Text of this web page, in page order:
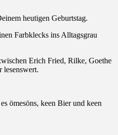
heutigen Geburtstag.
Farbklecks ins Alltagsgrau
Erich Fried, Rilke, Goethe
lesenswert.
ömesöns, keen Bier und keen